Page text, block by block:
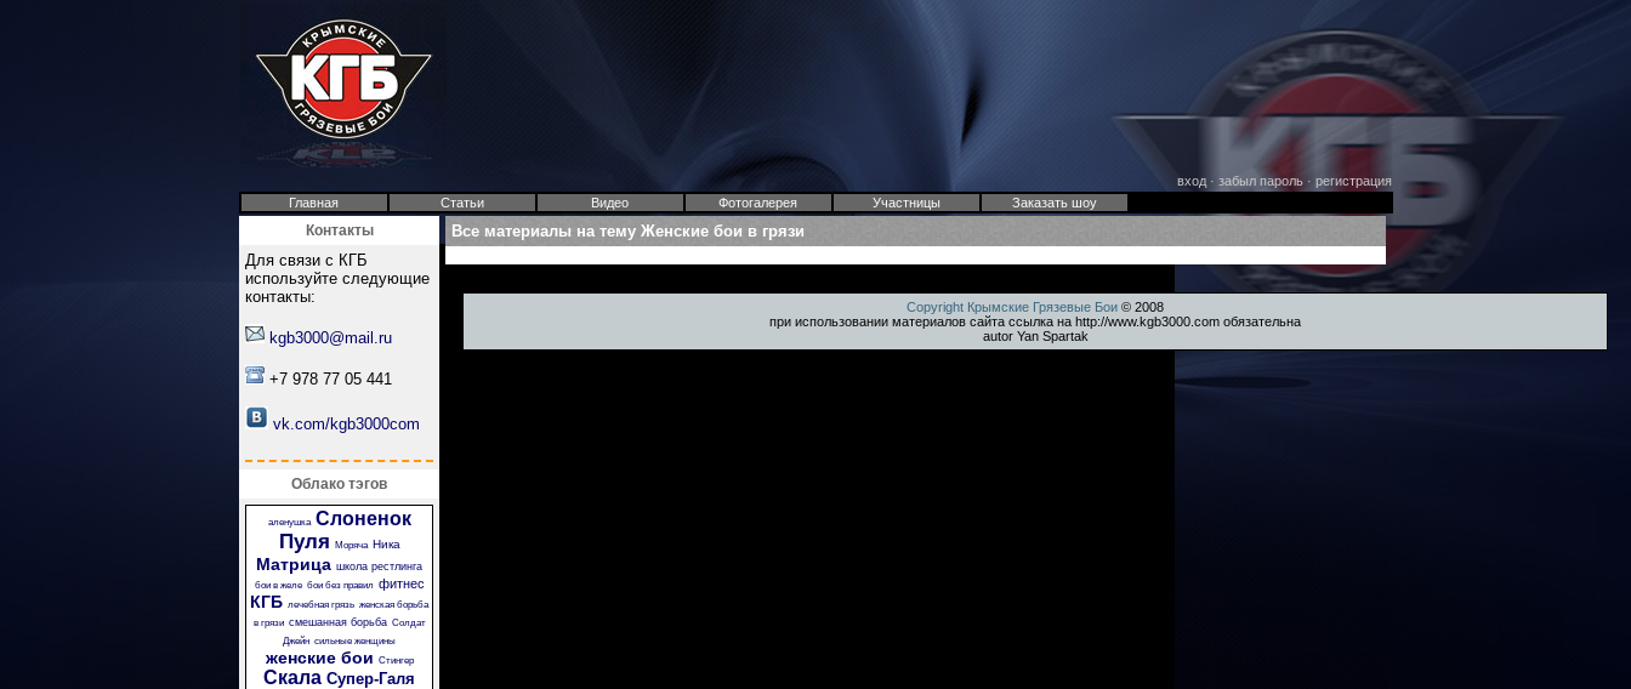
вход· забыл пароль· регистрация
Главная
Статьи Видео Фотогалерея Участницы Заказать шоу
Контакты
Для связи с КГБ
используйте следующие
контакты:
kgb3000@mail.ru
+7 978 77 05 441
vk.com/kgb3000com
Облако тэгов
аленушка Слоненок
Пуля Моряча Ника
Матрица школа рестлинга
бои в желе бои без правил фитнес
КГБ лечебная грязь женская борьба
в грязи смешанная борьба Солдат
Джейн сильные женщины
женские бои Стингер
Скала Супер-Галя
Все материалы на тему Женские бои в грязи
Copyright Крымские Грязевые Бои © 2008
при использовании материалов сайта ссылка на http://www.kgb3000.com обязательна
autor Yan Spartak